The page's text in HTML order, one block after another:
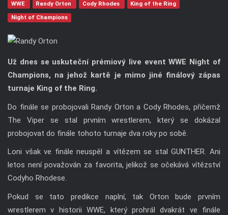
WWE Randy Orton Cody Rhodes King of the Ring
Night of Champions
Už dnes se uskuteční prémiový live event WWE Night of
Champions, na jehož kartě je mimo jiné finálový zápas
turnaje King of the Ring.
Do finále se probojovali Randy Orton a Cody Rhodes, přičemž
The Viper se stal prvním wrestlerem, který se dokázal
probojovat do finále tohoto turnaje dva roky po sobě.
Loni však ve finále neuspěl a vítězem se stal GUNTHER. Ani
letos není považován za favorita, jelikož se očekává vítězství
Codyho Rhodese.
Pokud se tato predikce naplní, tak Orton bude prvním
wrestlerem v historii WWE, který prohrál dvakrát ve finále